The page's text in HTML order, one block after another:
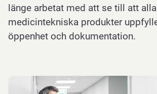
länge arbetat med att se till att
medicintekniska produkter
öppenhet och dokumentation.